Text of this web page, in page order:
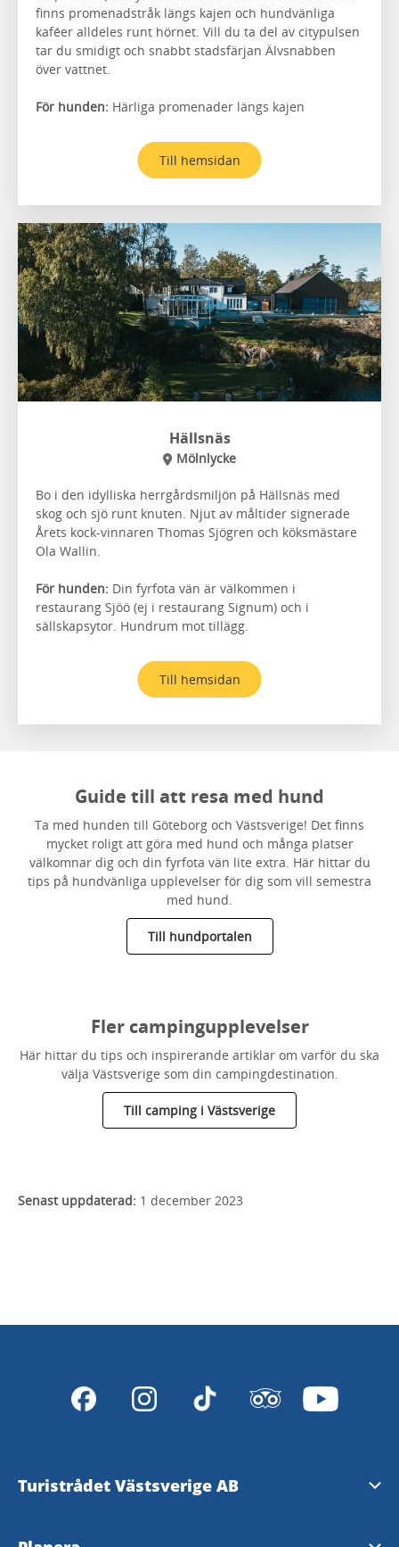
finns promenadstråk längs kajen och hundvänliga
kaféer alldeles runt hörnet. Vill du ta del av citypulsen
tar du smidigt och snabbt stadsfärjan Älvsnabben
över vattnet.
För hunden: Härliga promenader längs kajen
Till hemsidan
Hällsnäs
Mölnlycke
Bo i den idylliska herrgårdsmiljön på Hällsnäs med
skog och sjö runt knuten. Njut av måltider signerade
Årets kock-vinnaren Thomas Sjögren och köksmästare
Ola Wallin.
För hunden: Din fyrfota vän är välkommen i
restaurang Sjöö (ej i restaurang Signum) och i
sällskapsytor. Hundrum mot tillägg.
Till hemsidan
Guide till att resa med hund
Ta med hunden till Göteborg och Västsverige! Det finns
mycket roligt att göra med hund och många platser
välkomnar dig och din fyrfota vän lite extra. Här hittar du
tips på hundvänliga upplevelser för dig som vill semestra
med hund.
Till hundportalen
Fler campingupplevelser
Här hittar du tips och inspirerande artiklar om varför du ska
välja Västsverige som din campingdestination.
Till camping i Västsverige
Senast uppdaterad: 1 december 2023
Turistrådet Västsverige AB
Tipsa om evenemang